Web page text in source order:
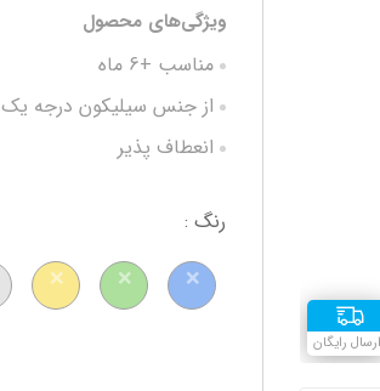
ارسال رایگان
ویژگی‌های محصول
مناسب +6 ماه
از جنس سیلیکون درجه یک
انعطاف پذیر
دارای طرح و رنگبندی جذاب
فاقد BPA
رنگ :